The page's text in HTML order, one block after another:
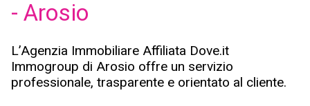
- Arosio
L’Agenzia Immobiliare Affiliata Dove.it
Immogroup di Arosio offre un servizio
professionale, trasparente e orientato al cliente.